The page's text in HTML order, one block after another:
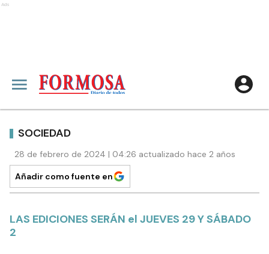
Ads
SOCIEDAD
28 de febrero de 2024 | 04:26 actualizado hace 2 años
Añadir como fuente en
LAS EDICIONES SERÁN el JUEVES 29 Y SÁBADO
2